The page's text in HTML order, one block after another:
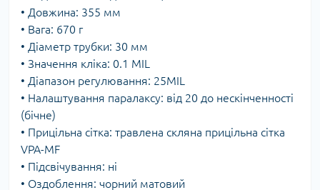
• Довжина: 355 мм
• Вага: 670 г
• Діаметр трубки: 30 мм
• Значення кліка: 0.1 MIL
• Діапазон регулювання: 25MIL
• Налаштування паралаксу: від 20 до нескінченності
(бічне)
• Прицільна сітка: травлена скляна прицільна сітка
VPA-MF
• Підсвічування: ні
• Оздоблення: чорний матовий